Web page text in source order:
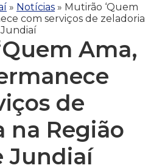
» Notícias » Mutirão ‘Quem
com serviços de zeladoria
Ama,
de
na Região
Jundiaí